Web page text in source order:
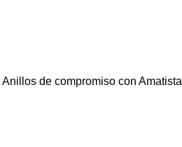
Anillos de compromiso con Amatista